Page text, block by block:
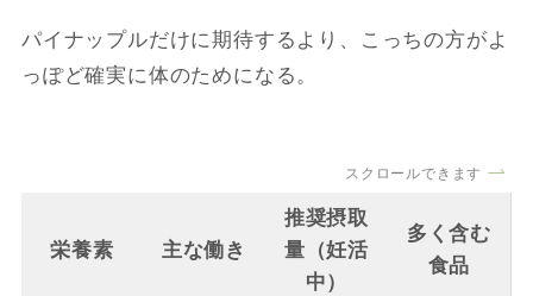
パイナップルだけに期待するより、こっちの方がよ
っぽど確実に体のためになる。
スクロールできます
栄養素 主な働き
推奨摂取
量（妊活
中）
多く含む
食品